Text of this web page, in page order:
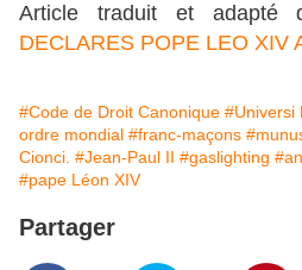
Article traduit et adapté
DECLARES POPE LEO XIV
#Code de Droit Canonique #Universi
ordre mondial #franc-maçons
Cionci. #Jean-Paul II #gaslighting
#pape Léon XIV
Partager